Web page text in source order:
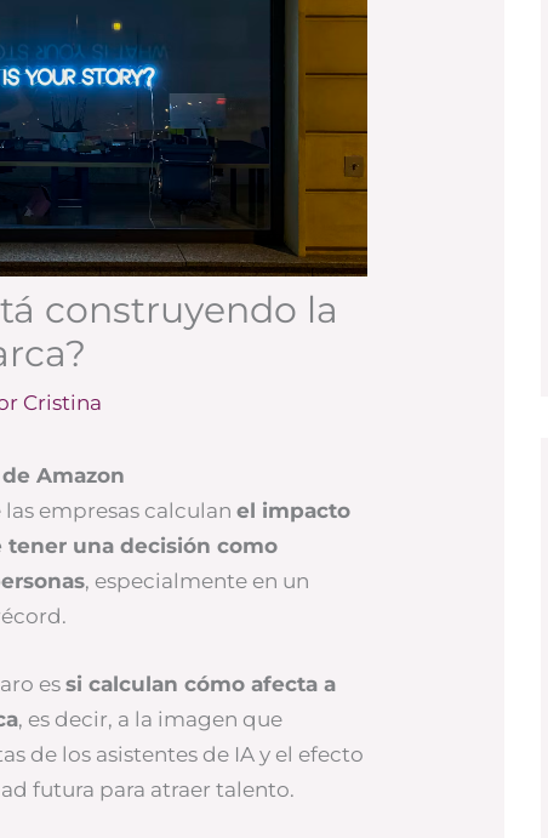
construyendo la
Cristina
Amazon
empresas calculanel impacto
una decisión como
, especialmente en un
essi calculan cómo afecta a
, es decir, a la imagen que
de los asistentes de IA y el efecto
futura para atraer talento.